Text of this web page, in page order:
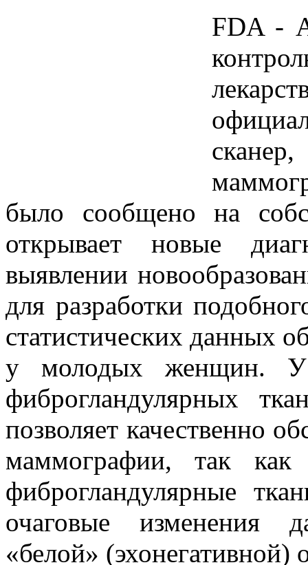
FDA -
было сообщено на
открывает новые
выявлении
для разработки
статистических данных
у молодых женщин. У
фиброгландулярных
позволяет качественно
маммографии, так
фиброгландулярные
очаговые изменения
«белой» (эхонегативной)